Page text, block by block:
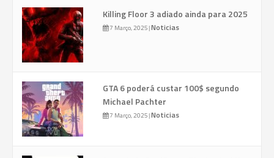
Killing Floor 3 adiado ainda para 2025
7 Março, 2025|Noticias
GTA 6 poderá custar 100$ segundo
Michael Pachter
7 Março, 2025|Noticias